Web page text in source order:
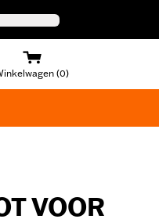
(0)
VOOR